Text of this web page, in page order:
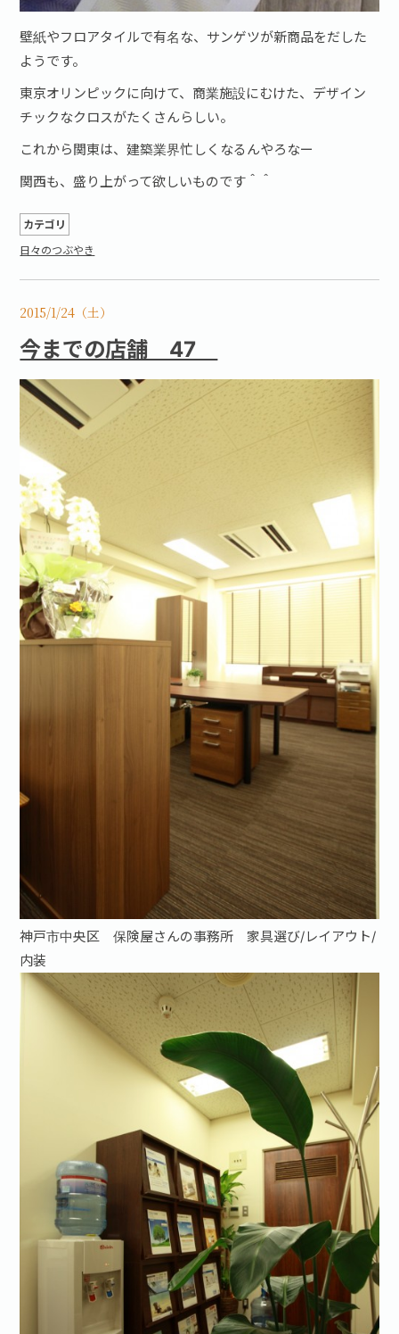
壁紙やフロアタイルで有名な、サンゲツが新商品をだした
ようです。
東京オリンピックに向けて、商業施設にむけた、デザイン
チックなクロスがたくさんらしい。
これから関東は、建築業界忙しくなるんやろなー
関西も、盛り上がって欲しいものです＾＾
カテゴリ
日々のつぶやき
2015/1/24（土）
今までの店舗 47
神戸市中央区 保険屋さんの事務所 家具選び/レイアウト/
内装